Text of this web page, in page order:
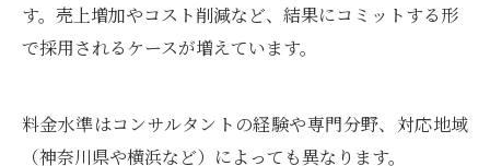
す。売上増加やコスト削減など、結果にコミットする形
で採用されるケースが増えています。
料金水準はコンサルタントの経験や専門分野、対応地域
（神奈川県や横浜など）によっても異なります。